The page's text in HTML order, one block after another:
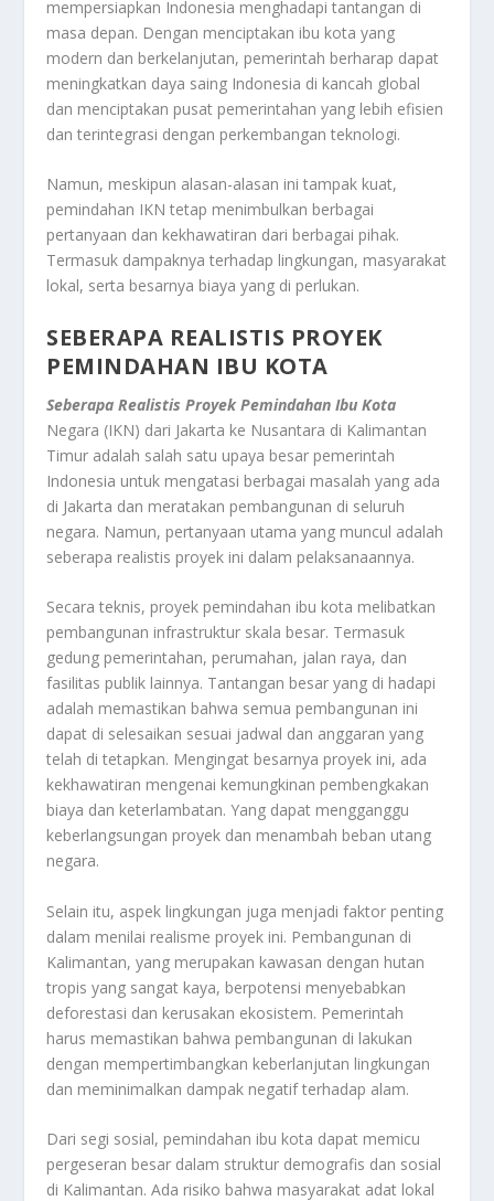
mempersiapkan Indonesia menghadapi tantangan di
masa depan. Dengan menciptakan ibu kota yang
modern dan berkelanjutan, pemerintah berharap dapat
meningkatkan daya saing Indonesia di kancah global
dan menciptakan pusat pemerintahan yang lebih efisien
dan terintegrasi dengan perkembangan teknologi.
Namun, meskipun alasan-alasan ini tampak kuat,
pemindahan IKN tetap menimbulkan berbagai
pertanyaan dan kekhawatiran dari berbagai pihak.
Termasuk dampaknya terhadap lingkungan, masyarakat
lokal, serta besarnya biaya yang di perlukan.
SEBERAPA REALISTIS PROYEK
PEMINDAHAN IBU KOTA
Seberapa Realistis Proyek Pemindahan Ibu Kota
Negara (IKN) dari Jakarta ke Nusantara di Kalimantan
Timur adalah salah satu upaya besar pemerintah
Indonesia untuk mengatasi berbagai masalah yang ada
di Jakarta dan meratakan pembangunan di seluruh
negara. Namun, pertanyaan utama yang muncul adalah
seberapa realistis proyek ini dalam pelaksanaannya.
Secara teknis, proyek pemindahan ibu kota melibatkan
pembangunan infrastruktur skala besar. Termasuk
gedung pemerintahan, perumahan, jalan raya, dan
fasilitas publik lainnya. Tantangan besar yang di hadapi
adalah memastikan bahwa semua pembangunan ini
dapat di selesaikan sesuai jadwal dan anggaran yang
telah di tetapkan. Mengingat besarnya proyek ini, ada
kekhawatiran mengenai kemungkinan pembengkakan
biaya dan keterlambatan. Yang dapat mengganggu
keberlangsungan proyek dan menambah beban utang
negara.
Selain itu, aspek lingkungan juga menjadi faktor penting
dalam menilai realisme proyek ini. Pembangunan di
Kalimantan, yang merupakan kawasan dengan hutan
tropis yang sangat kaya, berpotensi menyebabkan
deforestasi dan kerusakan ekosistem. Pemerintah
harus memastikan bahwa pembangunan di lakukan
dengan mempertimbangkan keberlanjutan lingkungan
dan meminimalkan dampak negatif terhadap alam.
Dari segi sosial, pemindahan ibu kota dapat memicu
pergeseran besar dalam struktur demografis dan sosial
di Kalimantan. Ada risiko bahwa masyarakat adat lokal